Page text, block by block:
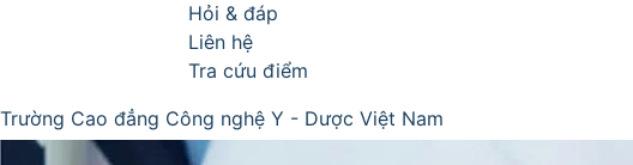
Hỏi & đáp
Liên hệ
Tra cứu điểm
Trường Cao đẳng Công nghệ Y - Dược Việt Nam